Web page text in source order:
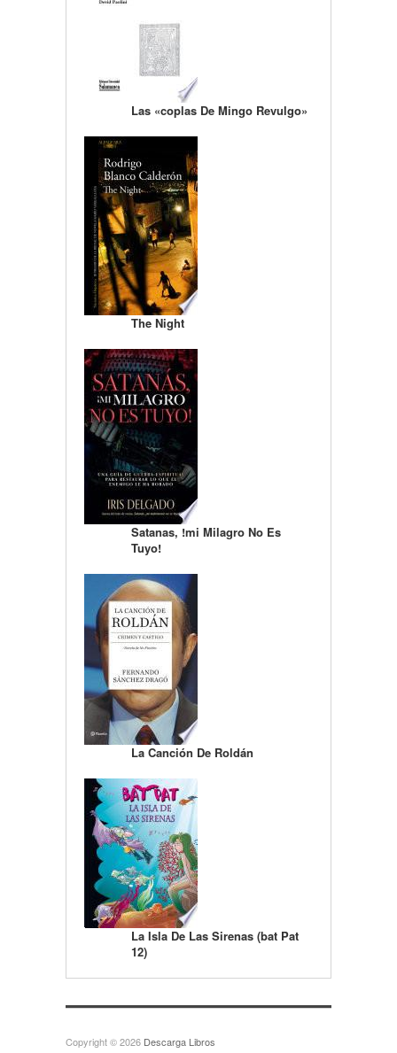
Las «coplas De Mingo Revulgo»
The Night
Satanas, !mi Milagro No Es
Tuyo!
La Canción De Roldán
La Isla De Las Sirenas (bat Pat
12)
Copyright © 2026 Descarga Libros